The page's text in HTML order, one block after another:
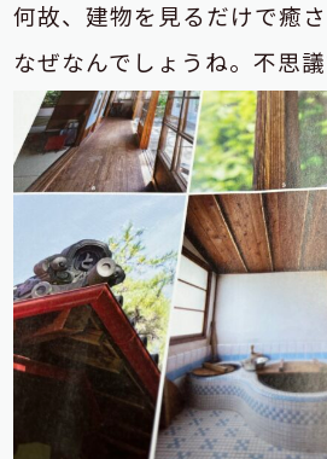
何故、建物を見るだけで癒さ
なぜなんでしょうね。不思議